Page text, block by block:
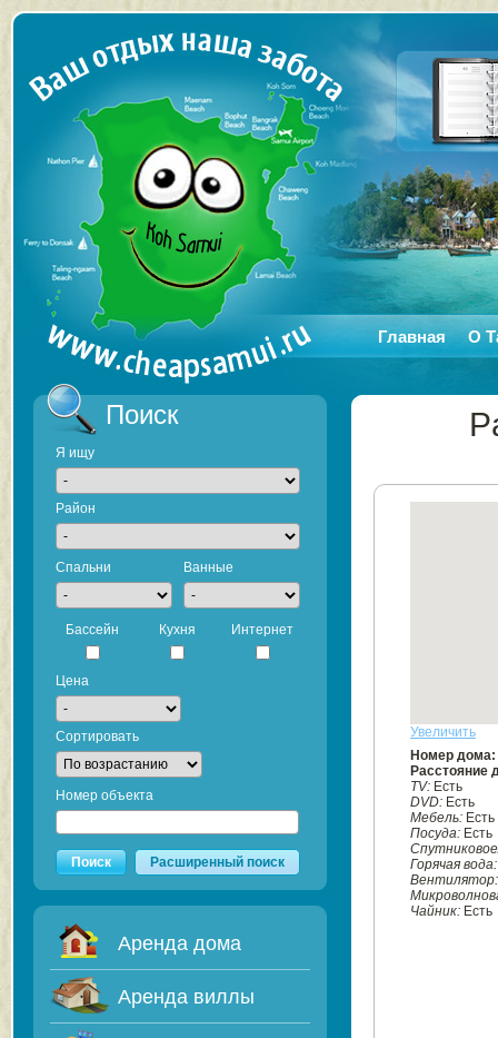
Главная О
Поиск
Я ищу
Район
Спальни Ванные
Бассейн Кухня Интернет
Цена
Сортировать
Номер объекта
Поиск Расширенный поиск
Аренда дома
Аренда виллы
Увеличить
Номер дома:
Расстояние
TV: Есть
DVD: Есть
Мебель: Есть
Посуда: Есть
Горячая
Чайник: Есть